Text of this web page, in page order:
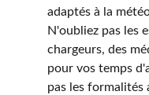
adaptés à la
N'oubliez pas les
chargeurs, des
pour vos temps
pas les formalités